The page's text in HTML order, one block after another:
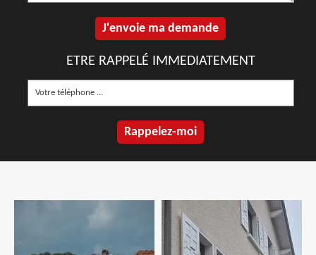
ETRE RAPPELÉ IMMEDIATEMENT